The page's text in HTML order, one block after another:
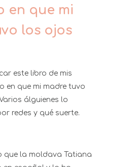
en que mi
los ojos
este libro de mis
en que mi madre tuvo
álguienes lo
redes y qué suerte.
que la moldava Tatiana